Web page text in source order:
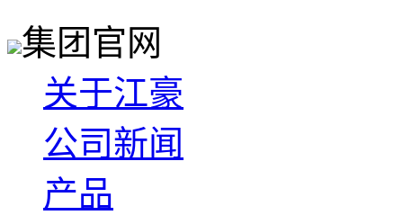
集团官网
关于江豪
公司新闻
产品